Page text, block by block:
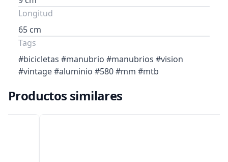
Longitud
65 cm
Tags
#bicicletas #manubrio #manubrios #vision
#vintage #aluminio #580 #mm #mtb
Productos similares